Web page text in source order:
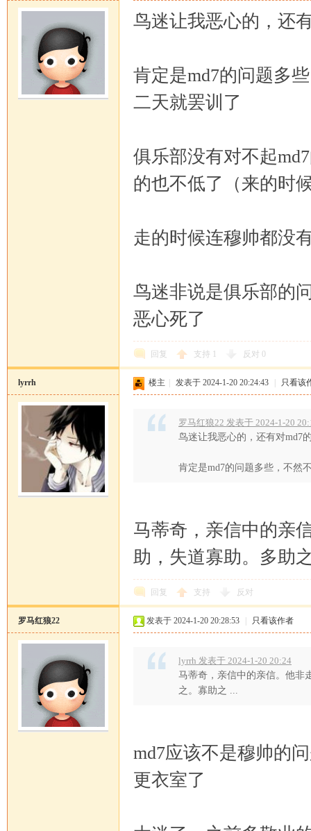
鸟迷让我恶心的，还
肯定是md7的问题多
二天就罢训了
俱乐部没有对不起
的也不低了（来的时
走的时候连穆帅都没
鸟迷非说是俱乐部的
恶心死了
回复 支持 反对 0
lyrrh 楼主 发表于 2024-1-20 20:24:43 只看该
罗马红狼22 发表于 2024-1-20
鸟迷让我恶心的，还有对md7
肯定是md7的问题多些，不然
马蒂奇，亲信中的亲
助，失道寡助。多助
回复 支持 反对
罗马红狼22 发表于 2024-1-20 20:28:53 只看该作者
lyrrh 发表于 2024-1-20 20:24
马蒂奇，亲信中的亲信。他非
之。寡助之 ...
md7应该不是穆帅的
更衣室了